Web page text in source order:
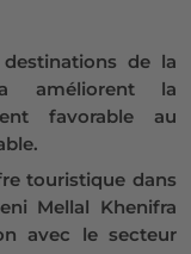
de la
améliorent la
favorable au
touristique dans
Mellal Khenifra
avec le secteur